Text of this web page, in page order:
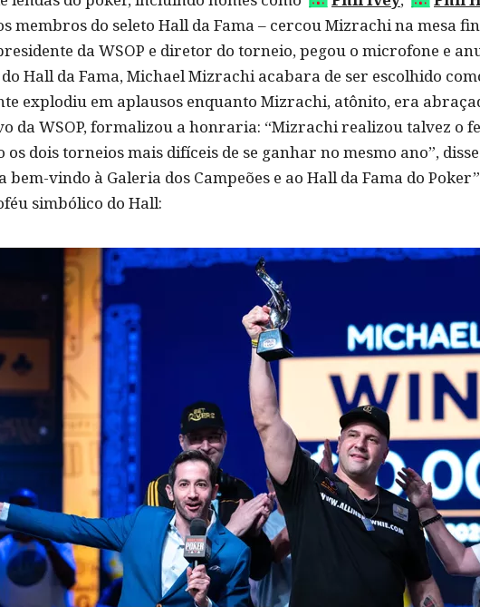
membros do seleto Hall da Fama – cercou Mizrachi na mesa
da WSOP e diretor do torneio, pegou o microfone e
Hall da Fama, Michael Mizrachi acabara de ser escolhido
explodiu em aplausos enquanto Mizrachi, atônito, era
da WSOP, formalizou a honraria: “Mizrachi realizou talvez o
os dois torneios mais difíceis de se ganhar no mesmo ano”,
bem-vindo à Galeria dos Campeões e ao Hall da Fama do
simbólico do Hall: